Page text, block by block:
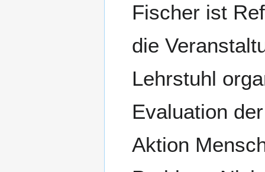
Fischer ist
die
Lehrstuhl
Evaluation
Aktion